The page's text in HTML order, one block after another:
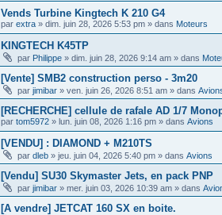
Vends Turbine Kingtech K 210 G4
par extra » dim. juin 28, 2026 5:53 pm » dans Moteurs
KINGTECH K45TP
par Philippe » dim. juin 28, 2026 9:14 am » dans
[Vente] SMB2 construction perso - 3m20
par jimibar » ven. juin 26, 2026 8:51 am » dans
[RECHERCHE] cellule de rafale AD 1/7
par tom5972 » lun. juin 08, 2026 1:16 pm » dans Avions
[VENDU] : DIAMOND + M210TS
par dleb » jeu. juin 04, 2026 5:40 pm » dans Avions
[Vendu] SU30 Skymaster Jets, en pack PNP
par jimibar » mer. juin 03, 2026 10:39 am » dans
[A vendre] JETCAT 160 SX en boite.